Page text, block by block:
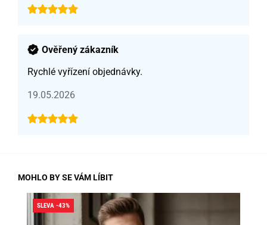
Ověřený zákazník
Rychlé vyřízení objednávky.
19.05.2026
MOHLO BY SE VÁM LÍBIT
SLEVA -43%